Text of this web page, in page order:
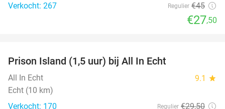
Verkocht: 267
Regulier €45
€27,50
Prison Island (1,5 uur) bij All In Echt
All In Echt 9.1 star
Echt (10 km)
Verkocht: 170
Regulier €29,50